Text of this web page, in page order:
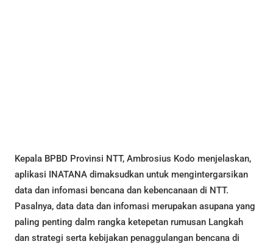
Kepala BPBD Provinsi NTT, Ambrosius Kodo menjelaskan,
aplikasi INATANA dimaksudkan untuk mengintergarsikan
data dan infomasi bencana dan kebencanaan di NTT.
Pasalnya, data data dan infomasi merupakan asupana yang
paling penting dalm rangka ketepetan rumusan Langkah
dan strategi serta kebijakan penaggulangan bencana di